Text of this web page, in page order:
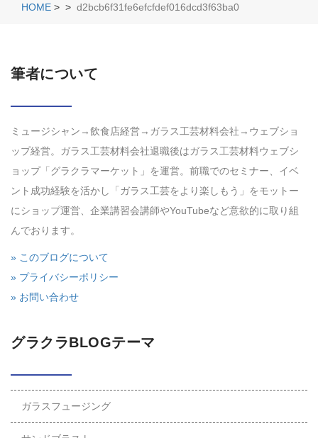
HOME > > d2bcb6f31fe6efcfdef016dcd3f63ba0
筆者について
ミュージシャン→飲食店経営→ガラス工芸材料会社→ウェブショ
ップ経営。ガラス工芸材料会社退職後はガラス工芸材料ウェブシ
ョップ「グラクラマーケット」を運営。前職でのセミナー、イベ
ント成功経験を活かし「ガラス工芸をより楽しもう」をモットー
にショップ運営、企業講習会講師やYouTubeなど意欲的に取り組
んでおります。
» このブログについて
» プライバシーポリシー
» お問い合わせ
グラクラBLOGテーマ
ガラスフュージング